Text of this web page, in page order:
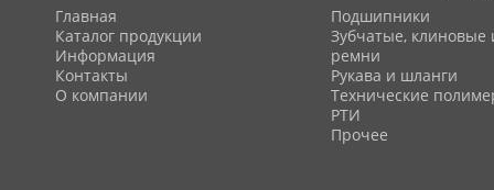
Главная
Каталог продукции
Информация
Контакты
О компании
Подшипники
Зубчатые, клиновые
ремни
Рукава и шланги
Технические
РТИ
Прочее